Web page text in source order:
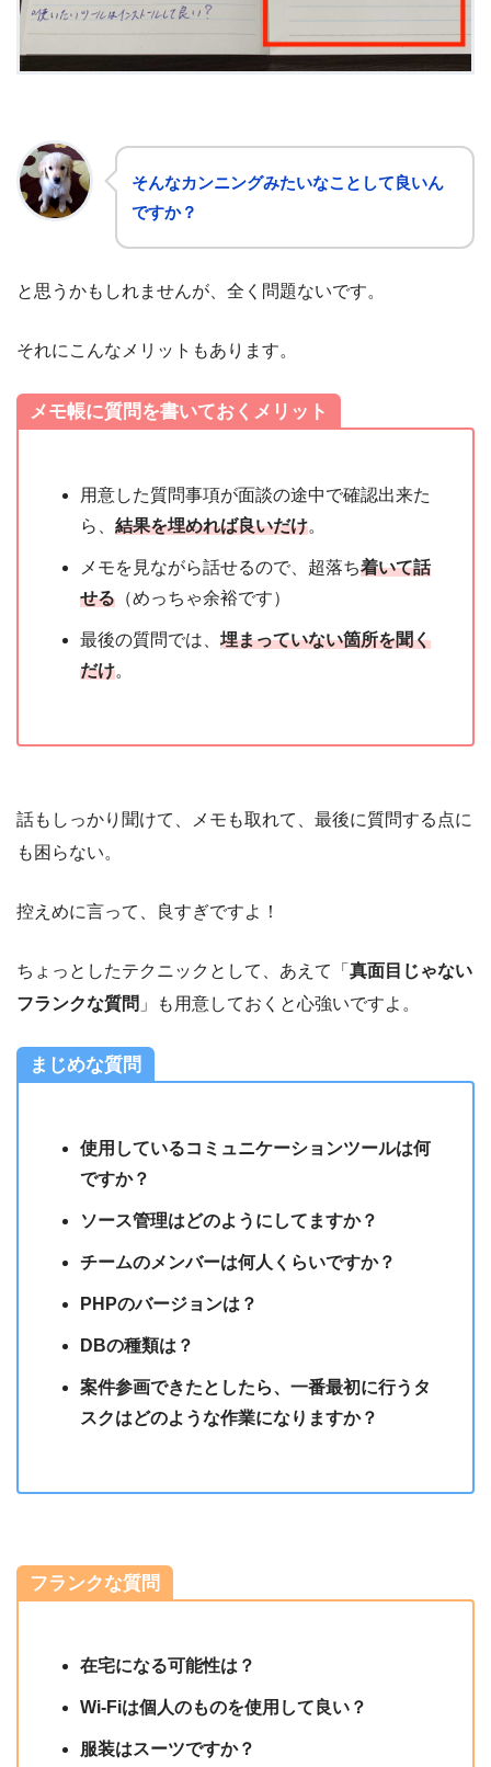
そんなカンニングみたいなことして良いん
ですか？
と思うかもしれませんが、全く問題ないです。
それにこんなメリットもあります。
メモ帳に質問を書いておくメリット
用意した質問事項が面談の途中で確認出来た
ら、 結果を埋めれば良いだけ。
メモを見ながら話せるので、超落ち着いて話
せる（めっちゃ余裕です）
最後の質問では、 埋まっていない箇所を聞く
だけ。
話もしっかり聞けて、メモも取れて、最後に質問する点に
も困らない。
控えめに言って、良すぎですよ！
ちょっとしたテクニックとして、あえて「 真面目じゃない
フランクな質問 」も用意しておくと心強いですよ。
まじめな質問
使用しているコミュニケーションツールは何
ですか？
ソース管理はどのようにしてますか？
チームのメンバーは何人くらいですか？
PHPのバージョンは？
DBの種類は？
案件参画できたとしたら、一番最初に行うタ
スクはどのような作業になりますか？
フランクな質問
在宅になる可能性は？
Wi-Fiは個人のものを使用して良い？
服装はスーツですか？